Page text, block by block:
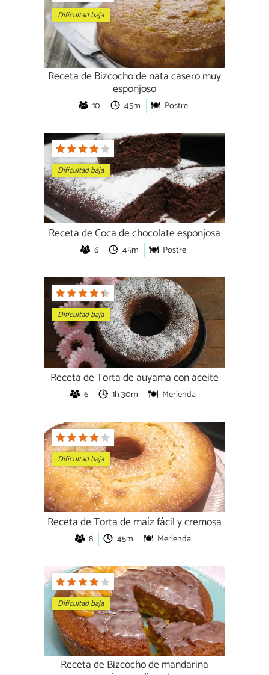
Dificultad baja
Receta de Bizcocho de nata casero muy
esponjoso
10 45m Postre
Dificultad baja
Receta de Coca de chocolate esponjosa
6 45m Postre
Dificultad baja
Receta de Torta de auyama con aceite
6 1h 30m Merienda
Dificultad baja
Receta de Torta de maíz fácil y cremosa
8 45m Merienda
Dificultad baja
Receta de Bizcocho de mandarina